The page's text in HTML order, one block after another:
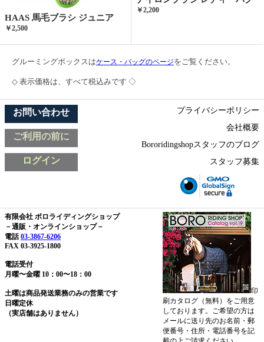
HAAS 馬毛ブラシ ジュニア
￥2,500
￥2,200
グルーミングボックスはケース・バッグのページをご覧ください。
◇ 表示価格は、すべて税込みです ◇
お問い合わせ
ご利用の前に
ログイン
プライバシーポリシー
会社概要
Bororidingshopスタッフのブログ
スタッフ募集
有限会社 ボロライディングショップ
－通販・オンラインショップ－
電話03-3867-6206
FAX 03-3925-1800
電話受付
月曜〜金曜 10：00〜18：00
土曜は商品発送業務のみの営業です
日曜定休
（実店舗はありません）
印
刷カタログ（無料）をご用意
しております。ご希望の方は
メールに送り先のお名前・郵
便番号・住所・電話番号を記